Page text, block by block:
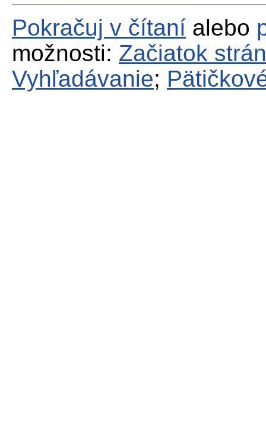
Pokračuj v čítaní alebo
možnosti: Začiatok
Vyhľadávanie;